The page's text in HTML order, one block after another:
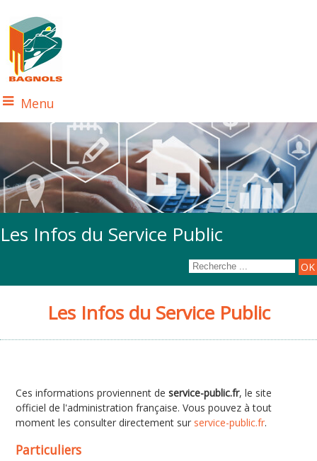
Menu
Les Infos du Service Public
Les Infos du Service Public
Ces informations proviennent deservice-public.fr, le site
officiel de l'administration française. Vous pouvez à tout
moment les consulter directement sur service-public.fr.
Particuliers